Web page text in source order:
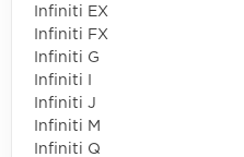
Infiniti EX
Infiniti FX
Infiniti G
Infiniti I
Infiniti J
Infiniti M
Infiniti Q